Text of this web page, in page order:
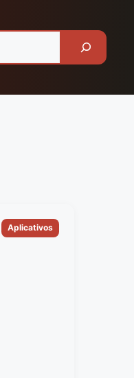
Categorias
Aplicativos